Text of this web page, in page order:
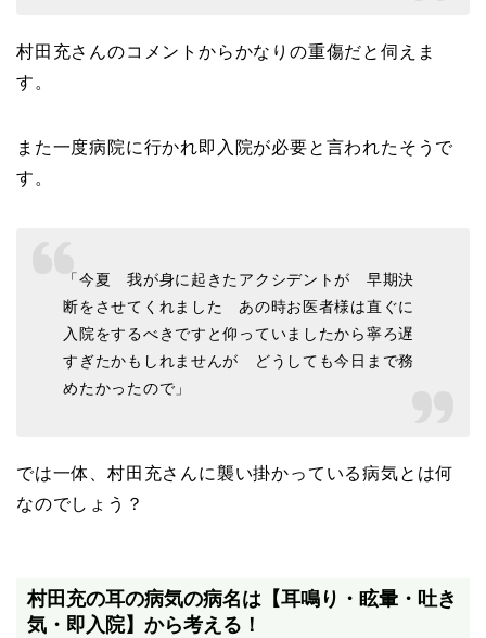
村田充さんのコメントからかなりの重傷だと伺えま
す。
また一度病院に行かれ即入院が必要と言われたそうで
す。
「今夏 我が身に起きたアクシデントが 早期決
断をさせてくれました あの時お医者様は直ぐに
入院をするべきですと仰っていましたから寧ろ遅
すぎたかもしれませんが どうしても今日まで務
めたかったので」
では一体、村田充さんに襲い掛かっている病気とは何
なのでしょう？
村田充の耳の病気の病名は【耳鳴り・眩暈・吐き
気・即入院】から考える！